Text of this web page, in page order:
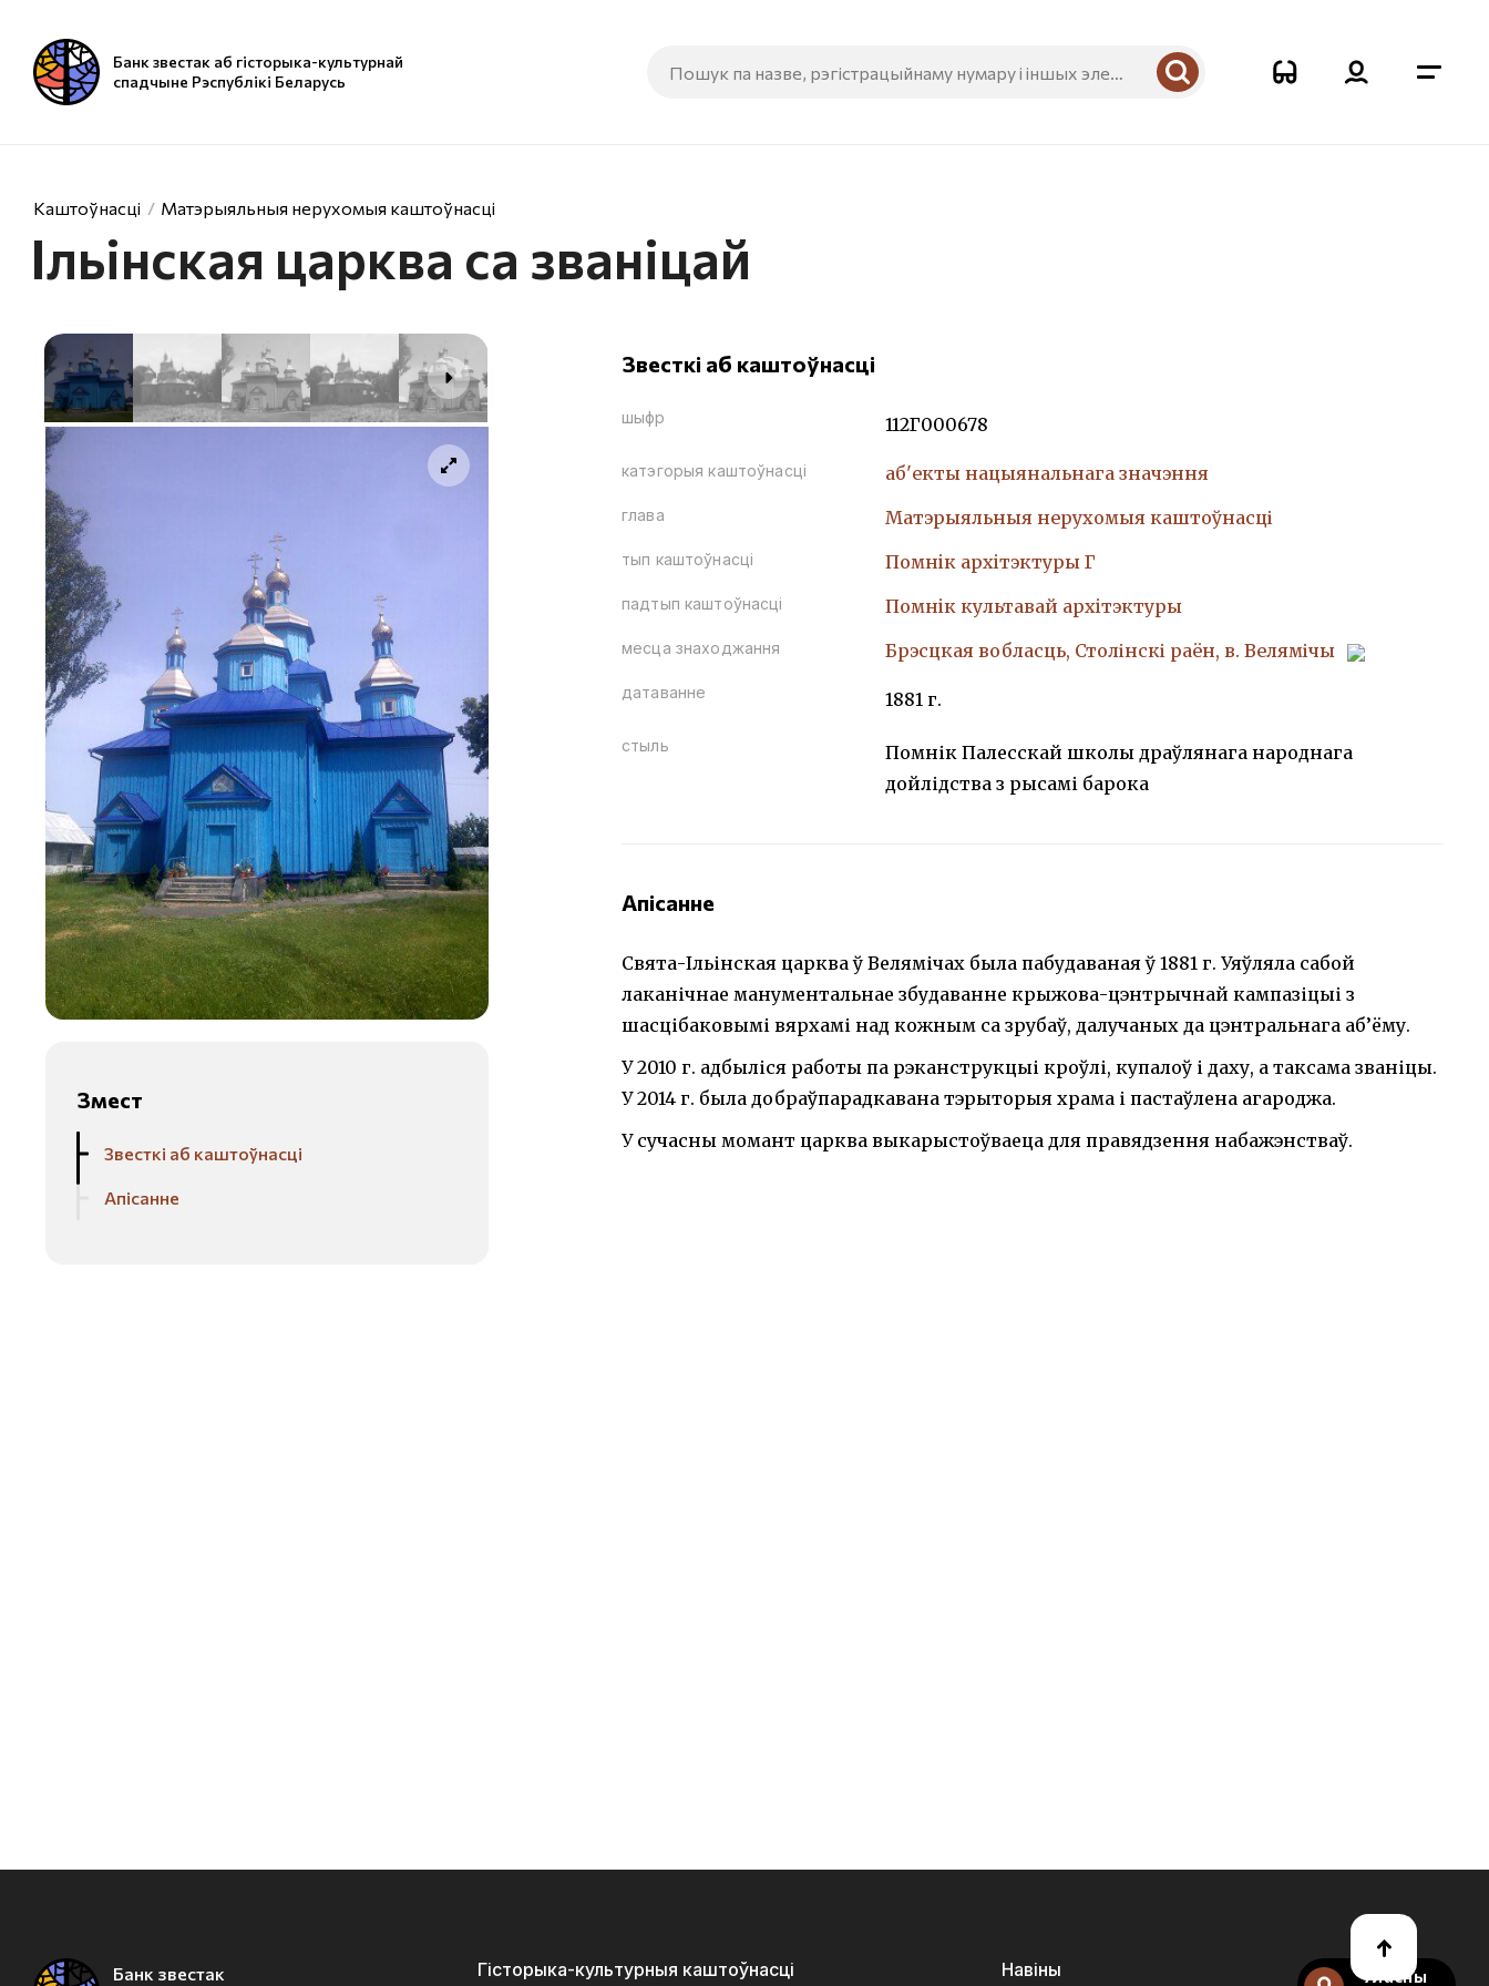
Банк звестак аб гісторыка-культурнай
спадчыне Рэспублікі Беларусь
Каштоўнасці Матэрыяльныя нерухомыя каштоўнасці
Ільінская царква са званіцай
Змест
Звесткі аб каштоўнасці
Апісанне
Звесткі аб каштоўнасці
шыфр 112Г000678
катэгорыя каштоўнасці аб'екты нацыянальнага значэння
глава Матэрыяльныя нерухомыя каштоўнасці
тып каштоўнасці Помнiк архiтэктуры Г
падтып каштоўнасці Помнiк культавай архiтэктуры
месца знаходжання Брэсцкая вобласць, Столінскі раён, в. Велямічы
датаванне 1881 г.
стыль
Помнік Палесскай школы драўлянага народнага
дойлідства з рысамі барока
Апісанне
Свята-Ільінская царква ў Велямічах была пабудаваная ў 1881 г. Уяўляла сабой
лаканічнае манументальнае збудаванне крыжова-цэнтрычнай кампазіцыі з
шасцібаковымі вярхамі над кожным са зрубаў, далучаных да цэнтральнага аб’ёму.
У 2010 г. адбыліся работы па рэканструкцыі кроўлі, купалоў і даху, а таксама званіцы.
У 2014 г. была добраўпарадкавана тэрыторыя храма і пастаўлена агароджа.
У сучасны момант царква выкарыстоўваеца для правядзення набажэнстваў.
Банк звестак
Гісторыка-культурныя каштоўнасці Навіны Уласны